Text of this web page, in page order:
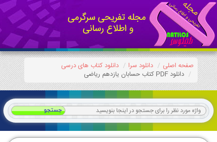
صفحه اصلی دانلود سرا
دانلود کتاب های درسی
دانلود PDF کتاب حسابان یازدهم ریاضی